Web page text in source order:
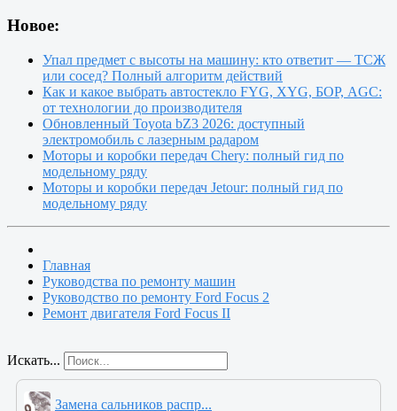
Новое:
Упал предмет с высоты на машину: кто ответит — ТСЖ
или сосед? Полный алгоритм действий
Как и какое выбрать автостекло FYG, XYG, БОР, AGC:
от технологии до производителя
Обновленный Toyota bZ3 2026: доступный
электромобиль с лазерным радаром
Моторы и коробки передач Chery: полный гид по
модельному ряду
Моторы и коробки передач Jetour: полный гид по
модельному ряду
Главная
Руководства по ремонту машин
Руководство по ремонту Ford Focus 2
Ремонт двигателя Ford Focus II
Искать...
Замена сальников распр...